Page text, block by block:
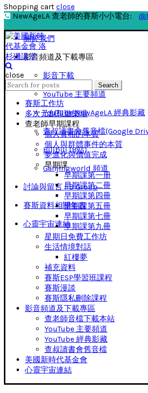
Shopping cart close
NewAgeLA 查老師的賽斯小小電台:
關於我們
影音頻道及下載專區
影音下載
YouTube 主要頻道
YouTube NewAgeLA 經典影藏
查叔讀書會舊音檔(Google
Bilibili (B站)
Ganjingworld 頻道
討論與留言 FB Group
賽斯資料相關年表
心靈宇宙連結
close
Search
for:
Search
賽斯工作坊
多次元創想遊樂場
查老師早期課程
個人實相的本質
個人與群體事件的本質
夢進化與價值完成
早期課
早期課第一册
早期課第二冊
早期課第四冊
早期課第五冊
早期課第七冊
早期課第九冊
星期日免費工作坊
生活情境對話
紅樓夢
補充資料
賽斯ESP學習班課程
賽斯漫談
賽斯隱私刪除課程
影音頻道及下載專區
查老師音檔下載本站
YouTube 主要頻道
YouTube 經典影藏
查叔讀書會舊音檔
美國新時代基金會
心靈宇宙連結